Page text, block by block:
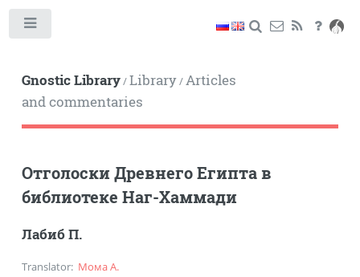
Gnostic Library/Library/Articles
and commentaries
Отголоски Древнего Египта в
библиотеке Наг-Хаммади
Лабиб П.
Translator: Мома А.